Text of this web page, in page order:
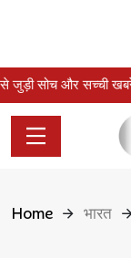
से जुड़ी सोच और सच्ची
Home भारत